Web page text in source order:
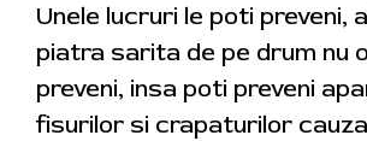
Unele lucruri le poti preveni,
piatra sarita de pe drum nu
preveni, insa poti preveni
fisurilor si crapaturilor